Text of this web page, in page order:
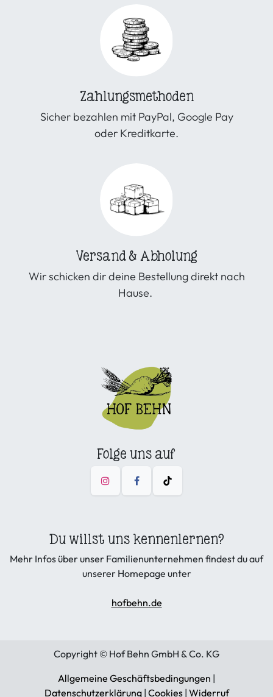
Zahlungsmethoden
Sicher bezahlen mit PayPal, Google Pay
oder Kreditkarte.
Versand & Abholung
Wir schicken dir deine Bestellung direkt nach
Hause.
Folge uns auf
Du willst uns kennenlernen?
Mehr Infos über unser Familienunternehmen findest du auf
unserer Homepage unter
hofbehn.de
Copyright © Hof Behn GmbH & Co. KG
Allgemeine Geschäftsbedingungen |
Datenschutzerklärung| Cookies| Widerruf